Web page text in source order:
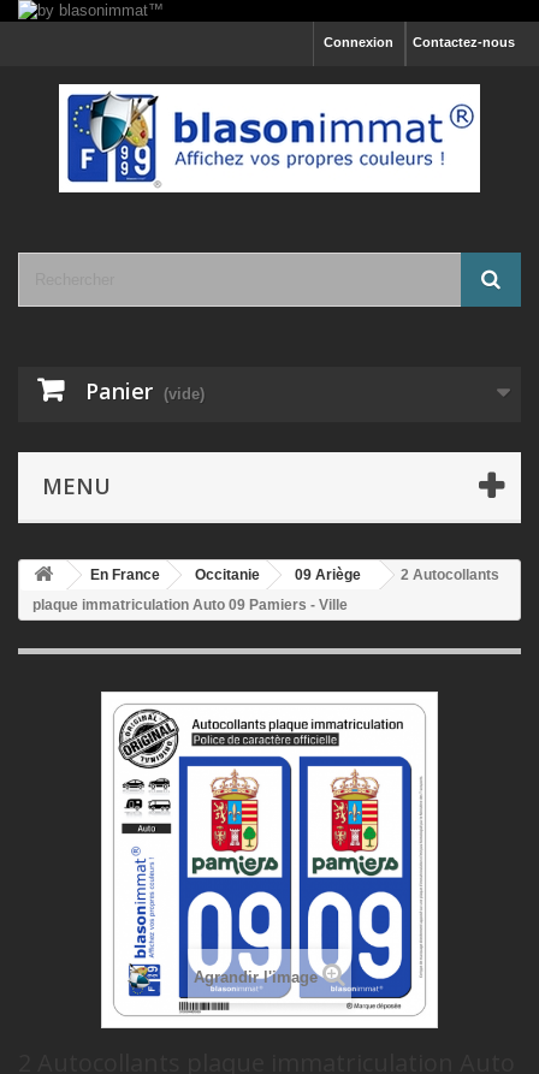
Contactez-nous
Connexion
Panier (vide)
MENU
En France Occitanie 09 Ariège
2 Autocollants
plaque immatriculation Auto 09 Pamiers - Ville
Agrandir l'image